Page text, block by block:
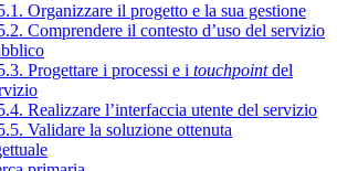
Organizzare il progetto e la sua gestione
Comprendere il contesto d’uso del servizio
Progettare i processi e i touchpointdel
Realizzare l’interfaccia utente del servizio
Validare la soluzione ottenuta